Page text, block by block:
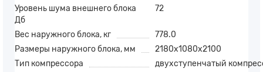
Уровень шума внешнего блока
Дб
72
Вес наружного блока, кг
778.0
Размеры наружного блока, мм
2180х1080х2100
Тип компрессора
двухступенчатый